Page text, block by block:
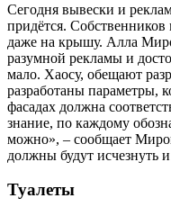
Сегодня вывески и
придётся.
даже на крышу. Алла
разумной рекламы и
мало. Хаосу, обещают
разработаны параметры,
фасадах должна
знание, по каждому
можно», – сообщает
должны будут исчезнуть
Туалеты